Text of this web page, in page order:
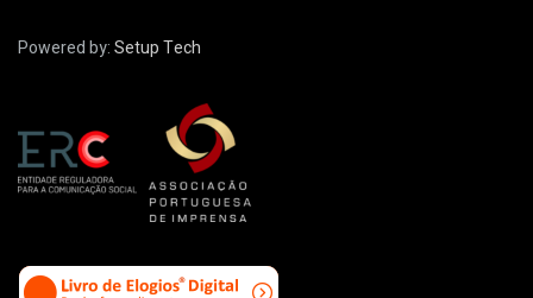
Powered by:Setup Tech